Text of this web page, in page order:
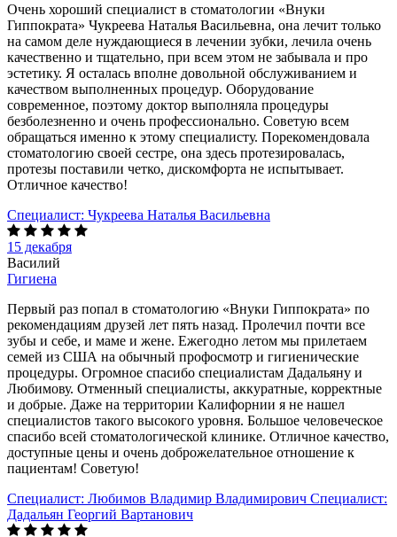
Очень хороший специалист в стоматологии «Внуки
Гиппократа» Чукреева Наталья Васильевна, она лечит только
на самом деле нуждающиеся в лечении зубки, лечила очень
качественно и тщательно, при всем этом не забывала и про
эстетику. Я осталась вполне довольной обслуживанием и
качеством выполненных процедур. Оборудование
современное, поэтому доктор выполняла процедуры
безболезненно и очень профессионально. Советую всем
обращаться именно к этому специалисту. Порекомендовала
стоматологию своей сестре, она здесь протезировалась,
протезы поставили четко, дискомфорта не испытывает.
Отличное качество!
Специалист: Чукреева Наталья Васильевна
15 декабря
Василий
Гигиена
Первый раз попал в стоматологию «Внуки Гиппократа» по
рекомендациям друзей лет пять назад. Пролечил почти все
зубы и себе, и маме и жене. Ежегодно летом мы прилетаем
семей из США на обычный профосмотр и гигиенические
процедуры. Огромное спасибо специалистам Дадальяну и
Любимову. Отменный специалисты, аккуратные, корректные
и добрые. Даже на территории Калифорнии я не нашел
специалистов такого высокого уровня. Большое человеческое
спасибо всей стоматологической клинике. Отличное качество,
доступные цены и очень доброжелательное отношение к
пациентам! Советую!
Специалист: Любимов Владимир Владимирович Специалист:
Дадальян Георгий Вартанович